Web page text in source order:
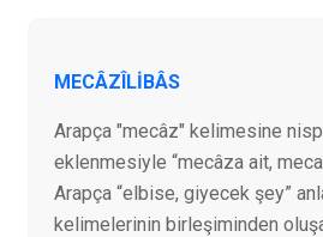
MECÂZÎLİBÂS
Arapça "mecâz" kelimesine
eklenmesiyle “mecâza ait,
Arapça “elbise, giyecek şey”
kelimelerinin birleşiminden